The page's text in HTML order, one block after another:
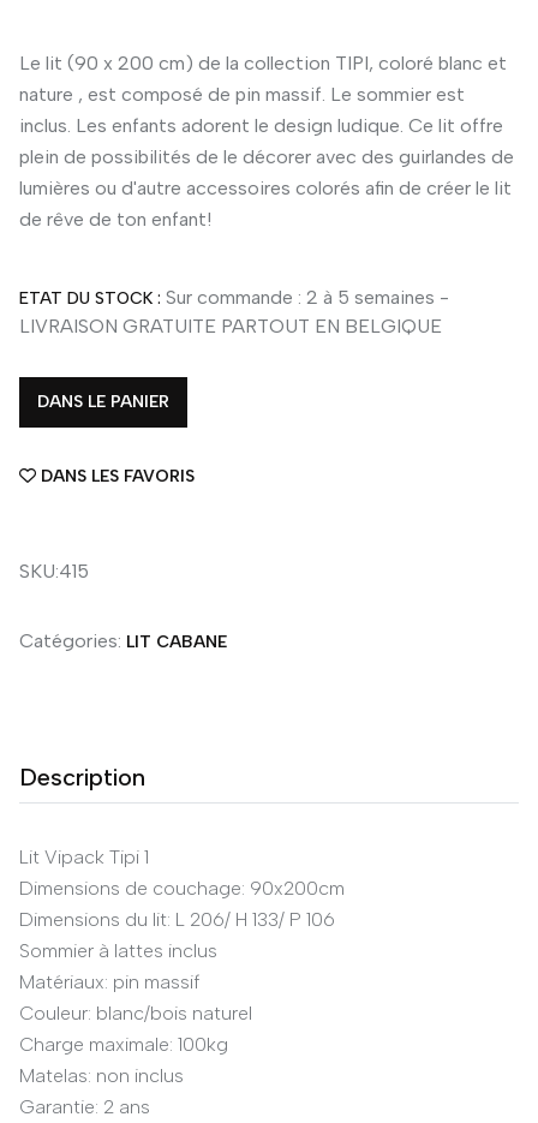
Le lit (90 x 200 cm) de la collection TIPI, coloré blanc et
nature , est composé de pin massif. Le sommier est
inclus. Les enfants adorent le design ludique. Ce lit offre
plein de possibilités de le décorer avec des guirlandes de
lumières ou d'autre accessoires colorés afin de créer le lit
de rêve de ton enfant!
ETAT DU STOCK : Sur commande : 2 à 5 semaines -
LIVRAISON GRATUITE PARTOUT EN BELGIQUE
DANS LE PANIER
DANS LES FAVORIS
SKU:415
Catégories: LIT CABANE
Description
Lit Vipack Tipi 1
Dimensions de couchage: 90x200cm
Dimensions du lit: L 206/ H 133/ P 106
Sommier à lattes inclus
Matériaux: pin massif
Couleur: blanc/bois naturel
Charge maximale: 100kg
Matelas: non inclus
Garantie: 2 ans